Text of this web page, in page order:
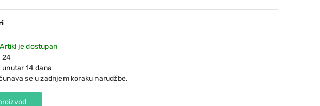
Artikl je dostupan
24
14 dana
se u zadnjem koraku narudžbe.